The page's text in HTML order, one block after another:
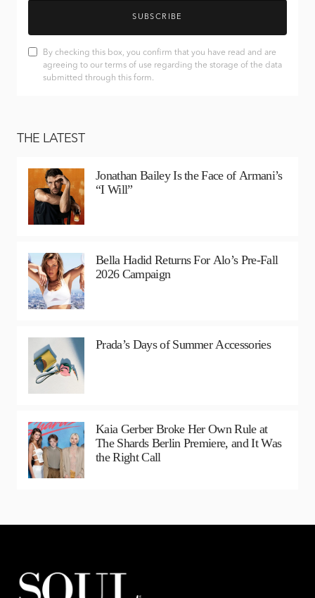
SUBSCRIBE
By checking this box, you confirm that you have read and are
agreeing to our terms of use regarding the storage of the data
submitted through this form.
THE LATEST
Jonathan Bailey Is the Face of Armani’s
“I Will”
Bella Hadid Returns For Alo’s Pre-Fall
2026 Campaign
Prada’s Days of Summer Accessories
Kaia Gerber Broke Her Own Rule at
The Shards Berlin Premiere, and It Was
the Right Call